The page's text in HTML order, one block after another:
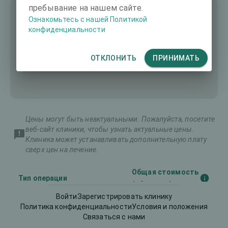
Цены могут быть неактуальными. Пожалуйста, посетите
веб-сайт клиники, чтобы узнать актуальные цены.
Клиника может устанавливать дополнительную плату
сверх цен на лечение.
Тип операции
Общая стоимость
(оба глаза)
Имплантируемые
8391 €
ВойтиЗарегистрировать клинику
Политика конфиденциальностиУсловия и положения
Связаться с нами
пребывание на нашем сайте.
Ознакомьтесь с нашей Политикой
конфиденциальности
ОТКЛОНИТЬ ПРИНИМАТЬ